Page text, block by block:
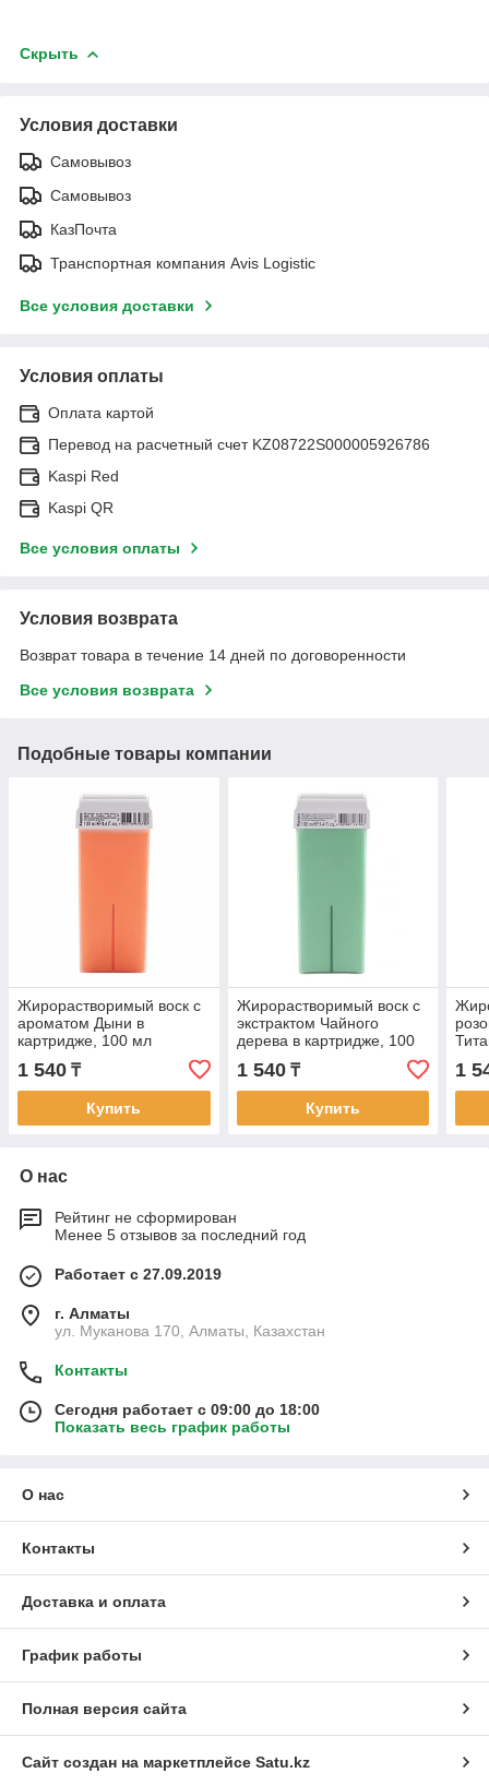
Скрыть
Условия доставки
Самовывоз
Самовывоз
КазПочта
Транспортная компания Avis Logistic
Все условия доставки
Условия оплаты
Оплата картой
Перевод на расчетный счет KZ08722S000005926786
Kaspi Red
Kaspi QR
Все условия оплаты
Условия возврата
Возврат товара в течение 14 дней по договоренности
Все условия возврата
Подобные товары компании
Жирорастворимый воск с
ароматом Дыни в
картридже, 100 мл
1 540 ₸
Купить
Жирорастворимый воск с
экстрактом Чайного
дерева в картридже, 100
1 540₸
Купить
1
О нас
Рейтинг не сформирован
Менее 5 отзывов за последний год
Работает с 27.09.2019
г. Алматы
ул. Муканова 170, Алматы, Казахстан
Контакты
Сегодня работает с 09:00 до 18:00
Показать весь график работы
О нас
Контакты
Доставка и оплата
График работы
Полная версия сайта
Сайт создан на маркетплейсе Satu.kz